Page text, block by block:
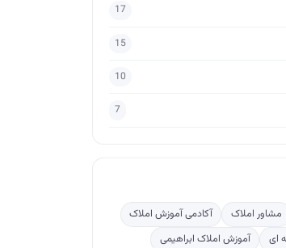
17
15
10
7
مشاور املاک
آکادمی آموزش املاک
ای
آموزش املاک ابراهیمی